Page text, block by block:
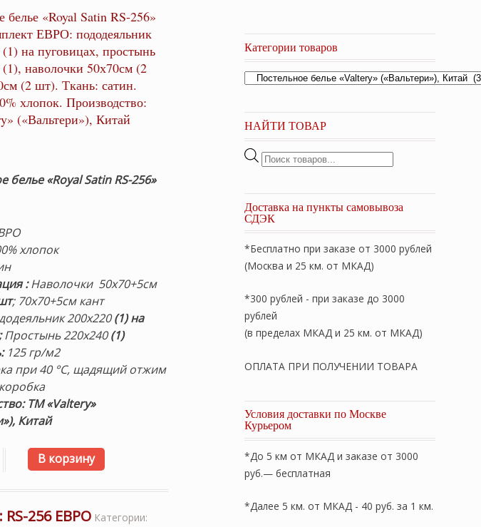
белье «Royal Satin RS-256»
ЕВРО: пододеяльник
на пуговицах, простынь
наволочки 50х70см (2
(2 шт). Ткань: сатин.
хлопок. Производство:
(«Вальтери»), Китай
белье «Royal Satin RS-256»
хлопок
:Наволочки 50х70+5см
; 70х70+5см кант
200х220(1) на
Простынь 220х240(1)
: 125 гр/м2
при 40 °С, щадящий отжим
ТМ «Valtery»
Китай
товара Постельное белье «Royal Satin RS-256» сатин. Комплект ЕВРО:
В корзину
RS-256 ЕВРО Категории:
Категории товаров
НАЙТИ ТОВАР
Поиск
Доставка на пункты самовывоза
СДЭК
*Бесплатно при заказе от 3000 рублей
(Москва и 25 км. от МКАД)
*300 рублей - при заказе до 3000
рублей
(в пределах МКАД и 25 км. от МКАД)
ОПЛАТА ПРИ ПОЛУЧЕНИИ ТОВАРА
Условия доставки по Москве
Курьером
*До 5 км от МКАД и заказе от 3000
руб.— бесплатная
*Далее 5 км. от МКАД - 40 руб. за 1 км.